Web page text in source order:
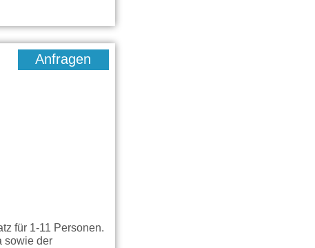
Anfragen
für 1-11 Personen.
sowie der